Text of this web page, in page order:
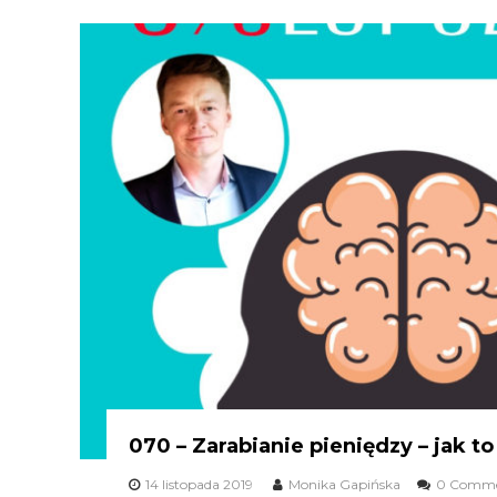
070 – Zarabianie pieniędzy – jak
14 listopada 2019 Monika Gapińska 0